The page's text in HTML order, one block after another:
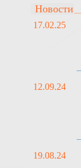
Новости
17.02.25
12.09.24
19.08.24